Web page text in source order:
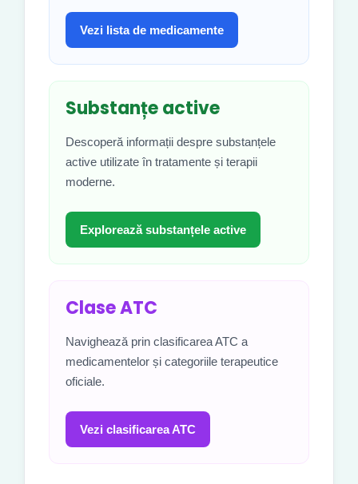
Vezi lista de medicamente
Substanțe active
Descoperă informații despre substanțele
active utilizate în tratamente și terapii
moderne.
Explorează substanțele active
Clase ATC
Navighează prin clasificarea ATC a
medicamentelor și categoriile terapeutice
oficiale.
Vezi clasificarea ATC